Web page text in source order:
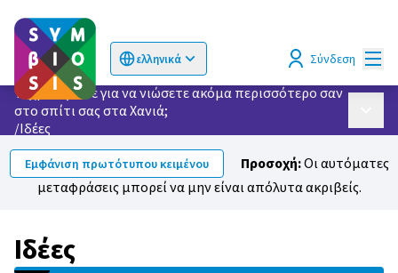
ελληνικά
Choose language Επιλογή γλώσσας Σύνδεση
Τι χρειάζεστε για να νιώσετε ακόμα περισσότερο σαν
στο σπίτι σας στα Χανιά;
/Ιδέες
Εμφάνιση πρωτότυπου κειμένου Προσοχή:Οι αυτόματες
μεταφράσεις μπορεί να μην είναι απόλυτα ακριβείς.
Ιδέες